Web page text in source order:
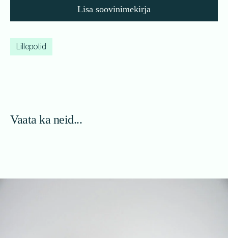
Lisa soovinimekirja
Lillepotid
Vaata ka neid...